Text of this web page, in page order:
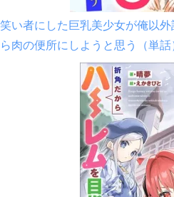
い者にした巨乳美少女が俺以
肉の便所にしようと思う（単話